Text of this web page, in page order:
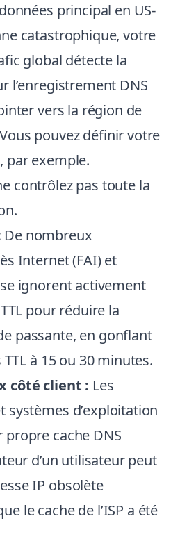
principal en US-
catastrophique, votre
global détecte la
l’enregistrement DNS
vers la région de
pouvez définir votre
par exemple.
contrôlez pas toute la
De nombreux
Internet (FAI) et
ignorent activement
pour réduire la
passante, en gonflant
à 15 ou 30 minutes.
côté client : Les
systèmes d’exploitation
cache DNS
d’un utilisateur peut
IP obsolète
le cache de l’ISP a été